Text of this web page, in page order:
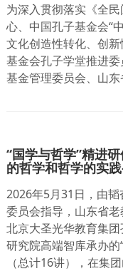
为深入贯彻落实《全
心、中国孔子基金会“
文化创造性转化、创
基金会孔子学堂推进
基金管理委员会、山
“国学与哲学”精进
的哲学和哲学的实
2026年5月31日，由
委员会指导，山东省
北京大圣光华教育集
研究院高端智库承办
（总计16讲），在集